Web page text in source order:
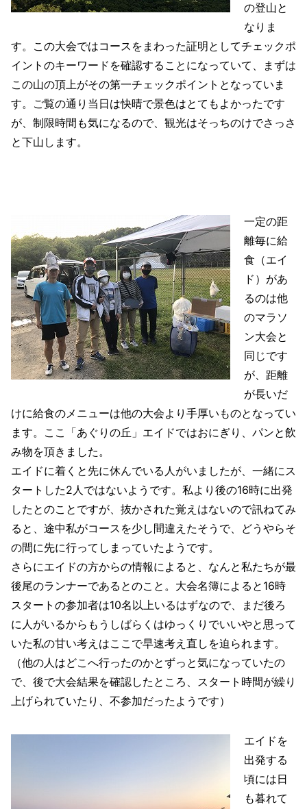
の登山と
なりま
す。この大会ではコースをまわった証明としてチェックポ
イントのキーワードを確認することになっていて、まずは
この山の頂上がその第一チェックポイントとなっていま
す。ご覧の通り当日は快晴で景色はとてもよかったです
が、制限時間も気になるので、観光はそっちのけでさっさ
と下山します。
一定の距
離毎に給
食（エイ
ド）があ
るのは他
のマラソ
ン大会と
同じです
が、距離
が長いだ
けに給食のメニューは他の大会より手厚いものとなってい
ます。ここ「あぐりの丘」エイドではおにぎり、パンと飲
み物を頂きました。
エイドに着くと先に休んでいる人がいましたが、一緒にス
タートした2人ではないようです。私より後の16時に出発
したとのことですが、抜かされた覚えはないので訊ねてみ
ると、途中私がコースを少し間違えたそうで、どうやらそ
の間に先に行ってしまっていたようです。
さらにエイドの方からの情報によると、なんと私たちが最
後尾のランナーであるとのこと。大会名簿によると16時
スタートの参加者は10名以上いるはずなので、まだ後ろ
に人がいるからもうしばらくはゆっくりでいいやと思って
いた私の甘い考えはここで早速考え直しを迫られます。
（他の人はどこへ行ったのかとずっと気になっていたの
で、後で大会結果を確認したところ、スタート時間が繰り
上げられていたり、不参加だったようです）
エイドを
出発する
頃には日
も暮れて